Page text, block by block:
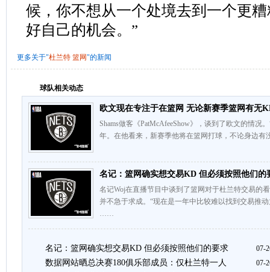
候，你不想从一个处境去到一个更
好自己的机会。”
更多关于"杜兰特 篮网"的新闻
球队相关动态
欧文现在专注于在篮网 无论新赛季篮网有无
Shams做客《PatMcAfeeShow》，谈到了欧文的情况
年。在他看来，新赛季他将在篮网打球，不论身边
名记：篮网确实想交易KD 但必须按照他们的
名记Woj在直播节目中谈到了篮网对于杜兰特交易的
并不急于求成。“现在是一年中比较难以找到交易推
……
名记：篮网确实想交易KD 但必须按照他们的要求 07-
数据网站晒总决赛180俱乐部成员：仅杜兰特一人 07-